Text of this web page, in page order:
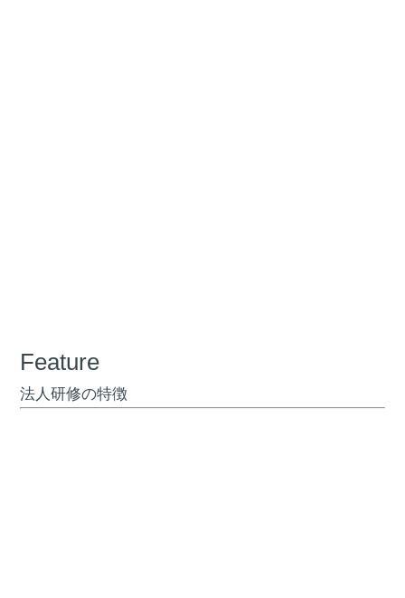
Feature
法人研修の特徴